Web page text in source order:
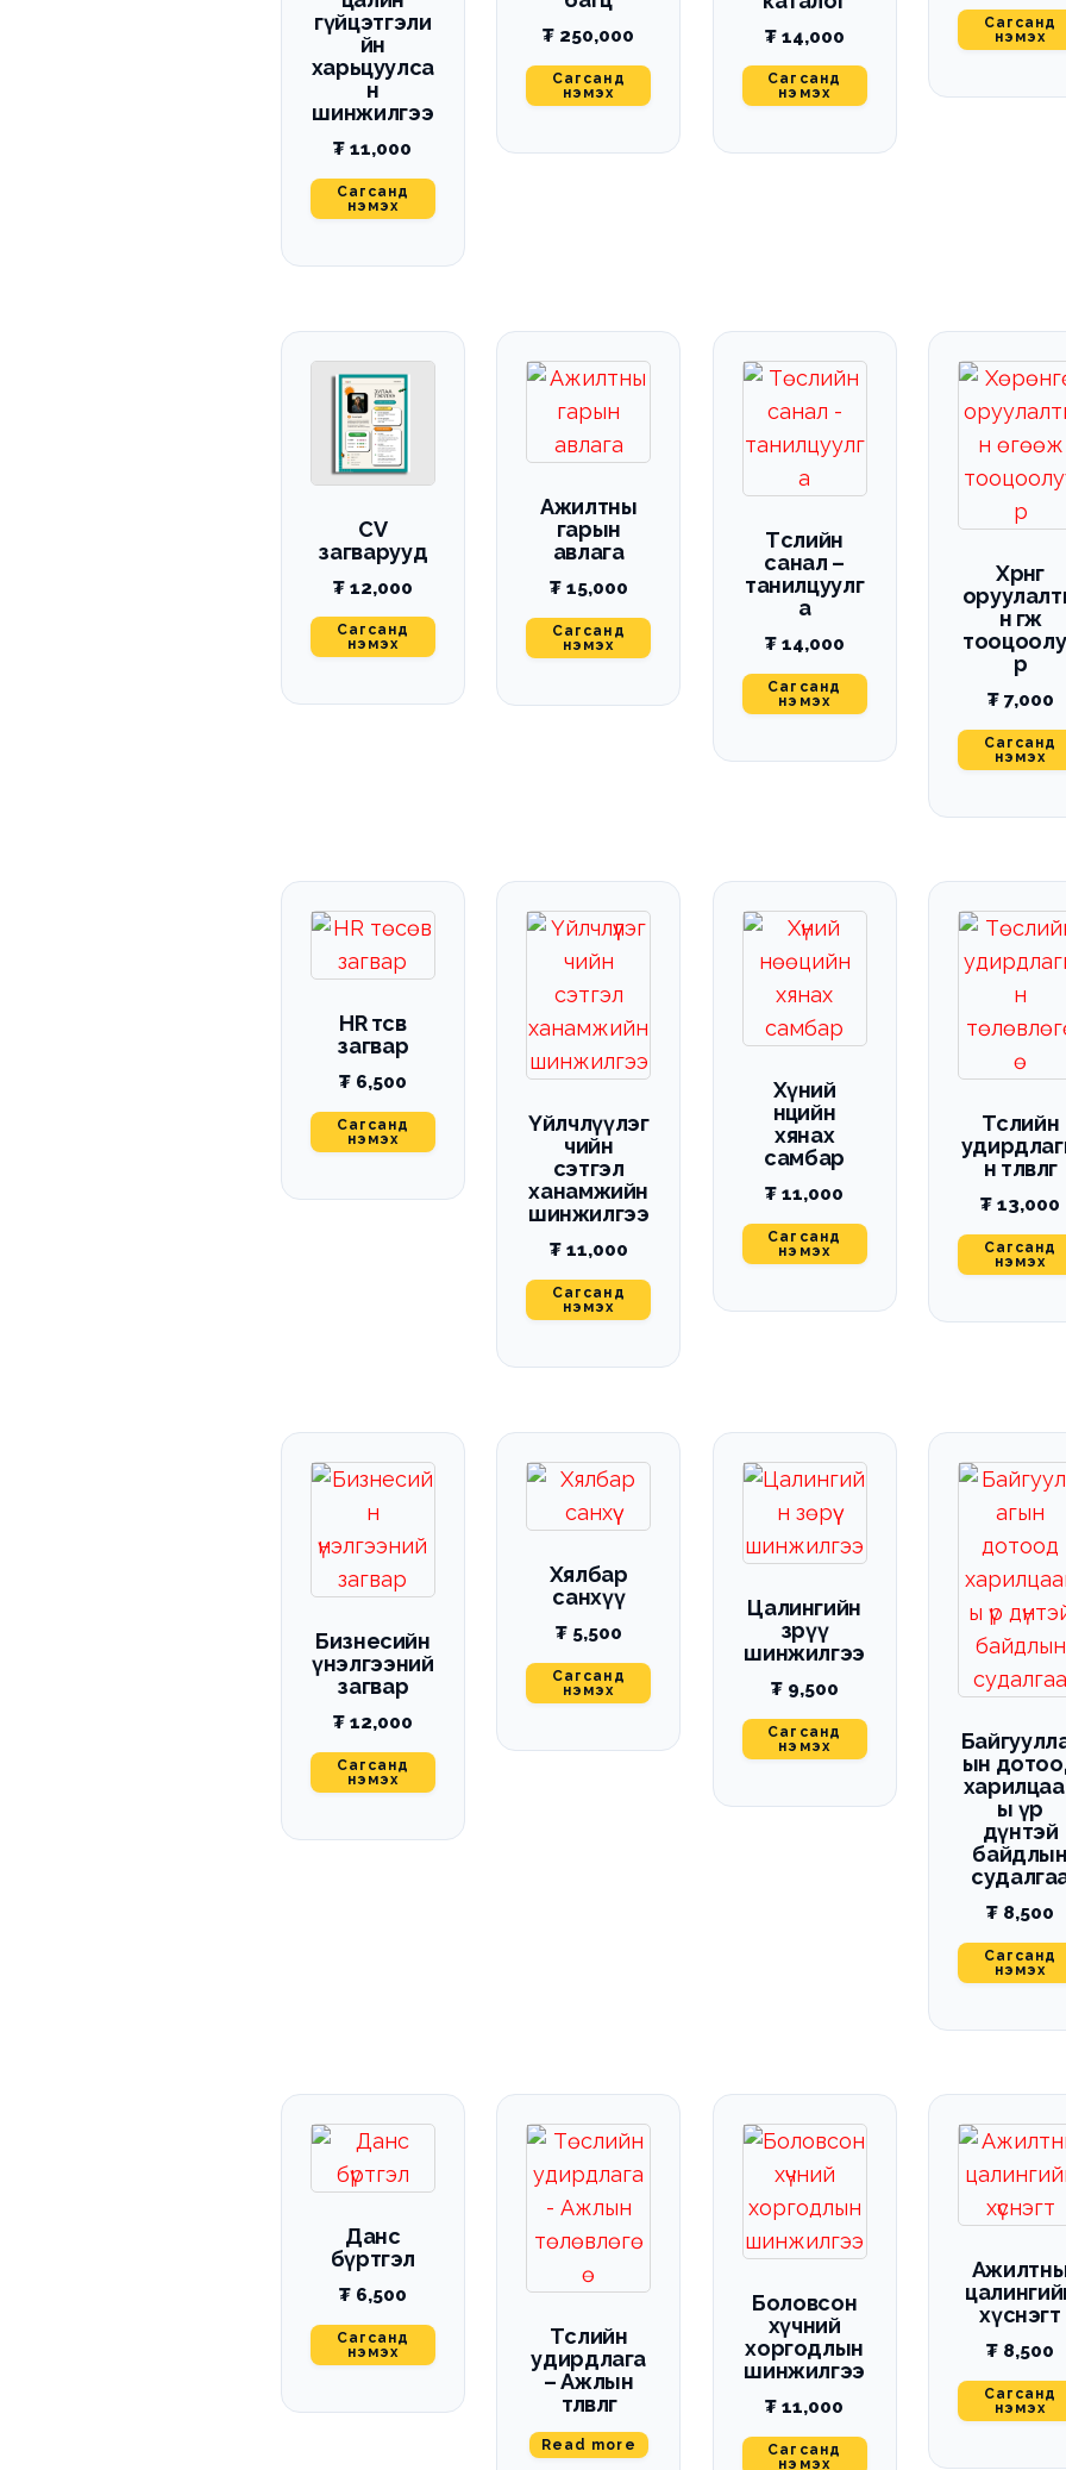
гүйцэтгэли
йн
харьцуулса
н
шинжилгээ
₮ 11,000
Сагсанд
нэмэх
₮ 250,000
Сагсанд
нэмэх
₮14,000
Сагсанд
нэмэх
Сагсанд
нэмэх
CV
загварууд
₮12,000
Сагсанд
нэмэх
Ажилтны
гарын
авлага
₮15,000
Сагсанд
нэмэх
Төслийн
санал –
танилцуулг
а
₮14,000
Сагсанд
нэмэх
Хөрөнгө
н өгөөж
р
₮7,000
Сагсанд
нэмэх
HR төсөв
загвар
₮6,500
Сагсанд
нэмэх
Үйлчлүүлэг
чийн
сэтгэл
ханамжийн
шинжилгээ
₮11,000
Сагсанд
нэмэх
Хүний
нөөцийн
хянах
самбар
₮ 11,000
Сагсанд
нэмэх
Төслийн
н төлөвлөгөө
₮ 13,000
Сагсанд
нэмэх
Бизнесийн
үнэлгээний
загвар
₮12,000
Сагсанд
нэмэх
Хялбар
санхүү
₮5,500
Сагсанд
нэмэх
Цалингийн
зөрүү
шинжилгээ
₮9,500
Сагсанд
нэмэх
ын
ы үр
дүнтэй
₮ 8,500
Сагсанд
нэмэх
Данс
бүртгэл
₮6,500
Сагсанд
нэмэх
Төслийн
удирдлага
– Ажлын
төлөвлөгөө
Read more
Боловсон
хүчний
хоргодлын
шинжилгээ
₮ 11,000
Сагсанд
нэмэх
хүснэгт
₮ 8,500
Сагсанд
нэмэх